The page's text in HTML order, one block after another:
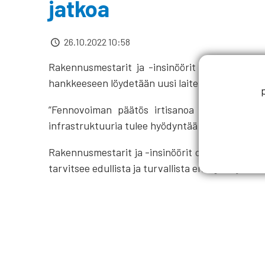
jatkoa
26.10.2022 10:58
Rakennusmestarit ja -insinöörit AMK RKL
hankkeeseen löydetään uusi laitetoimittaja.
”Fennovoiman päätös irtisanoa Rosatomin
infrastruktuuria tulee hyödyntää uuden
Rakennusmestarit ja -insinöörit ovat
tarvitsee edullista ja turvallista energiaa, ja